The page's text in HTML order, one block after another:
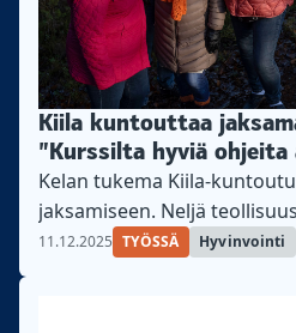
merkittävästi yötöitä.
Kiila kuntouttaa
”Kurssilta hyviä ohjeita
Kelan tukema Kiila-
jaksamiseen. Neljä
kuntoutujaa kertovat
11.12.2025 TYÖSSÄ Hyvinvointi